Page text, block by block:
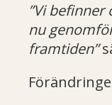
”Vi befinner
nu genomf
framtiden”